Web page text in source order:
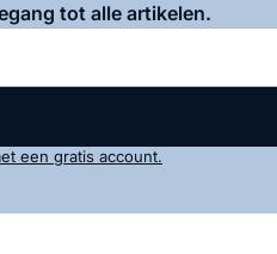
tot alle artikelen.
een gratis account.